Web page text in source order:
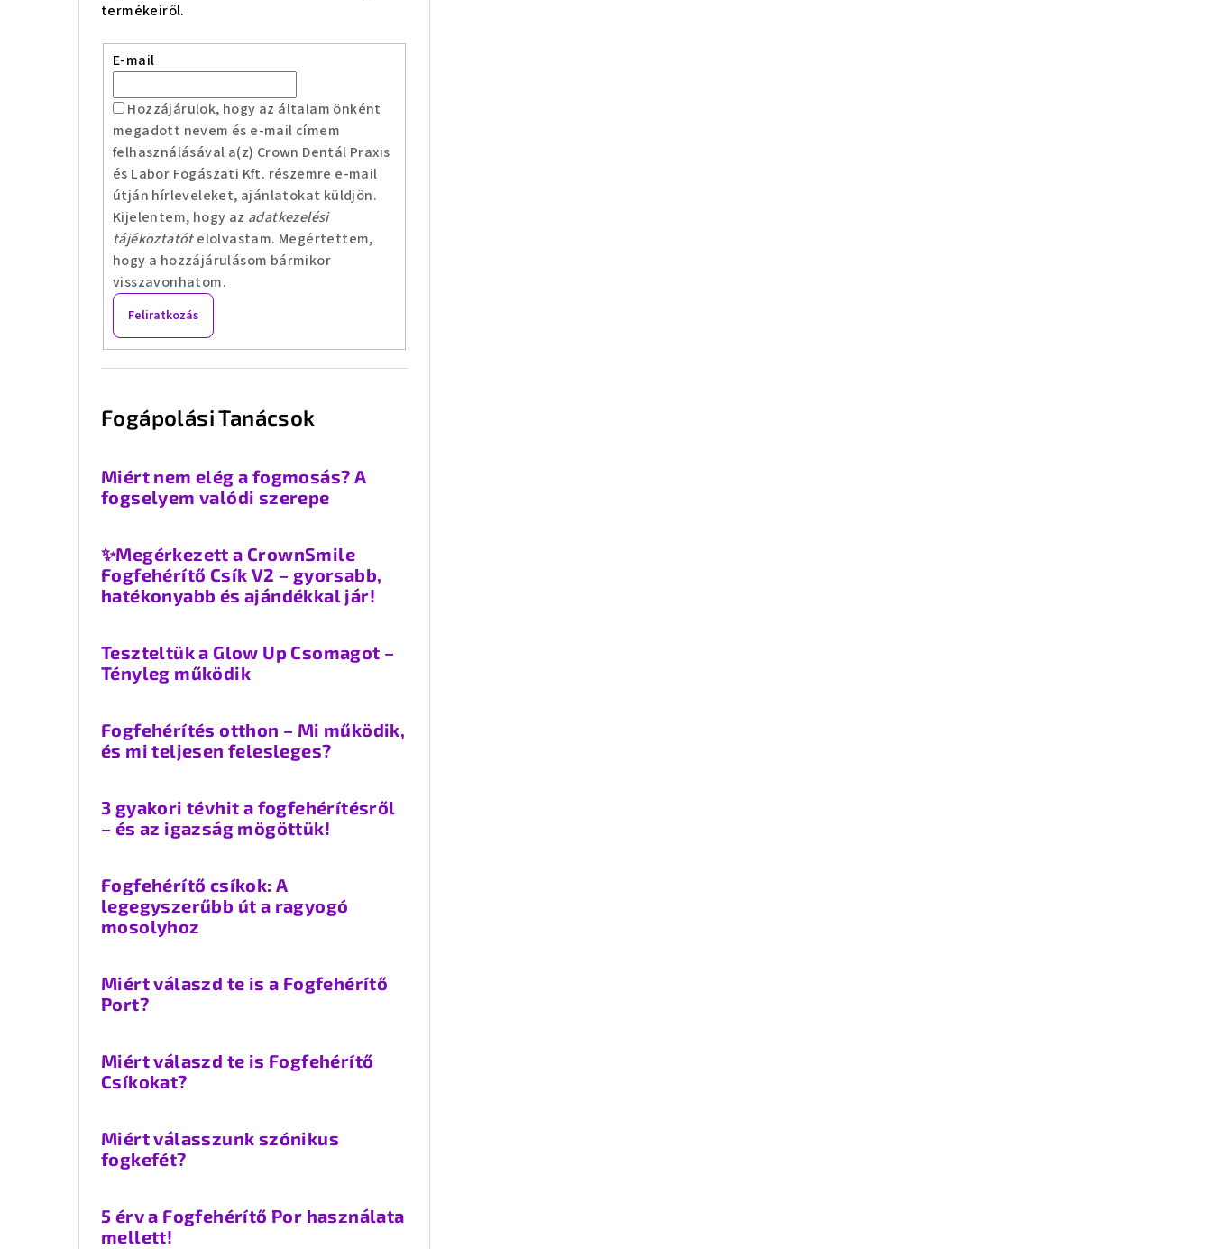
termékeiről.
E-mail
Hozzájárulok, hogy az általam önként
megadott nevem és e-mail címem
felhasználásával a(z) Crown Dentál Praxis
és Labor Fogászati Kft. részemre e-mail
útján hírleveleket, ajánlatokat küldjön.
Kijelentem, hogy az adatkezelési
tájékoztatótelolvastam. Megértettem,
hogy a hozzájárulásom bármikor
visszavonhatom.
Feliratkozás
Fogápolási Tanácsok
Miért nem elég a fogmosás? A
fogselyem valódi szerepe
✨Megérkezett a CrownSmile
Fogfehérítő Csík V2 – gyorsabb,
hatékonyabb és ajándékkal jár!
Teszteltük a Glow Up Csomagot –
Tényleg működik
Fogfehérítés otthon – Mi működik,
és mi teljesen felesleges?
3 gyakori tévhit a fogfehérítésről
– és az igazság mögöttük!
Fogfehérítő csíkok: A
legegyszerűbb út a ragyogó
mosolyhoz
Miért válaszd te is a Fogfehérítő
Port?
Miért válaszd te is Fogfehérítő
Csíkokat?
Miért válasszunk szónikus
fogkefét?
5 érv a Fogfehérítő Por használata
mellett!